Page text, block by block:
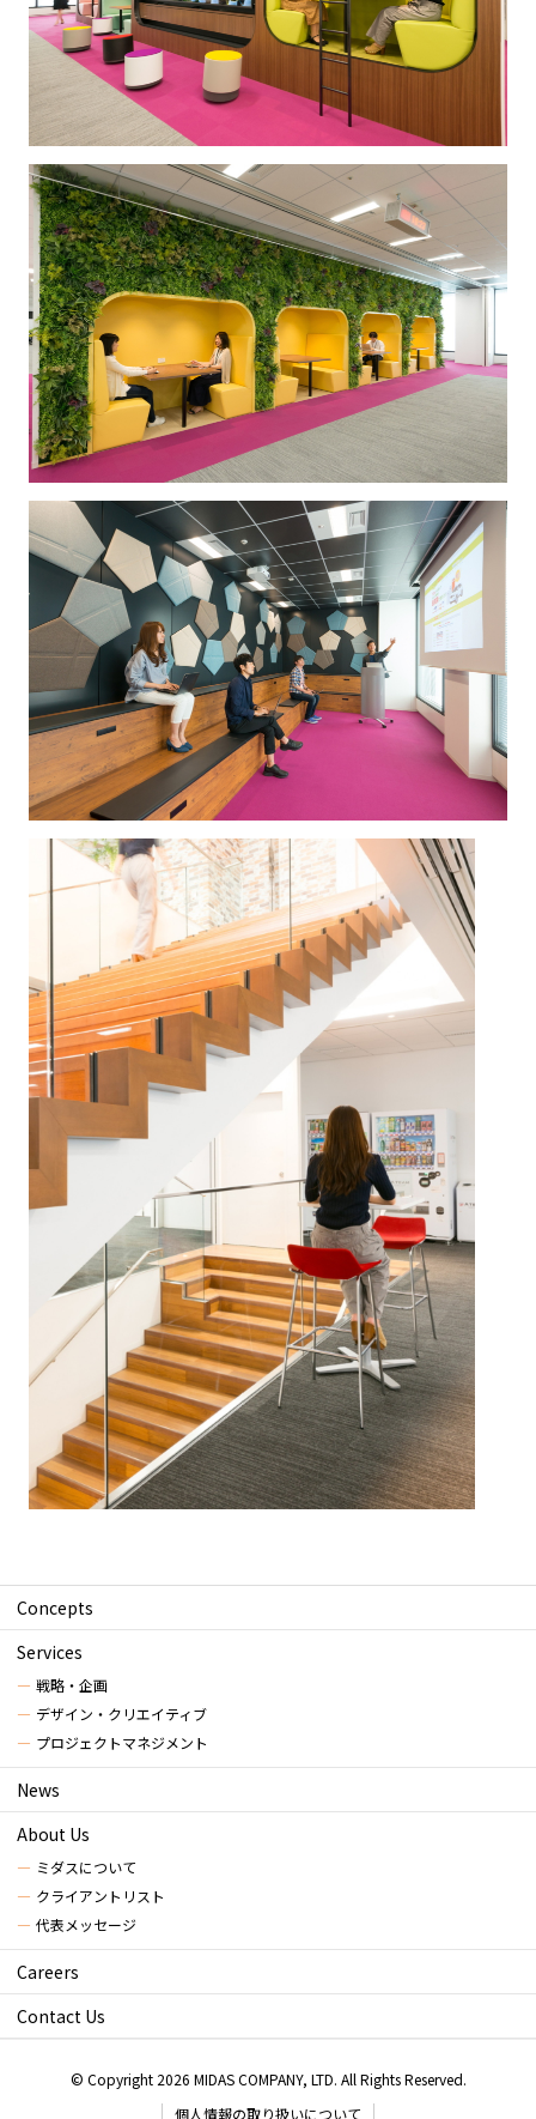
Concepts
Services
戦略・企画
デザイン・クリエイティブ
プロジェクトマネジメント
News
About Us
ミダスについて
クライアントリスト
代表メッセージ
Careers
Contact Us
© Copyright 2026 MIDAS COMPANY, LTD. All Rights Reserved.
個人情報の取り扱いについて